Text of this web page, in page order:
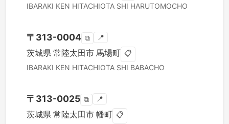
IBARAKI KEN HITACHIOTA SHI HARUTOMOCHO
〒 313-0004 ⧉ 📍
茨城県 常陸太田市 馬場町 📋
IBARAKI KEN HITACHIOTA SHI BABACHO
〒 313-0025 ⧉ 📍
茨城県 常陸太田市 幡町 📋